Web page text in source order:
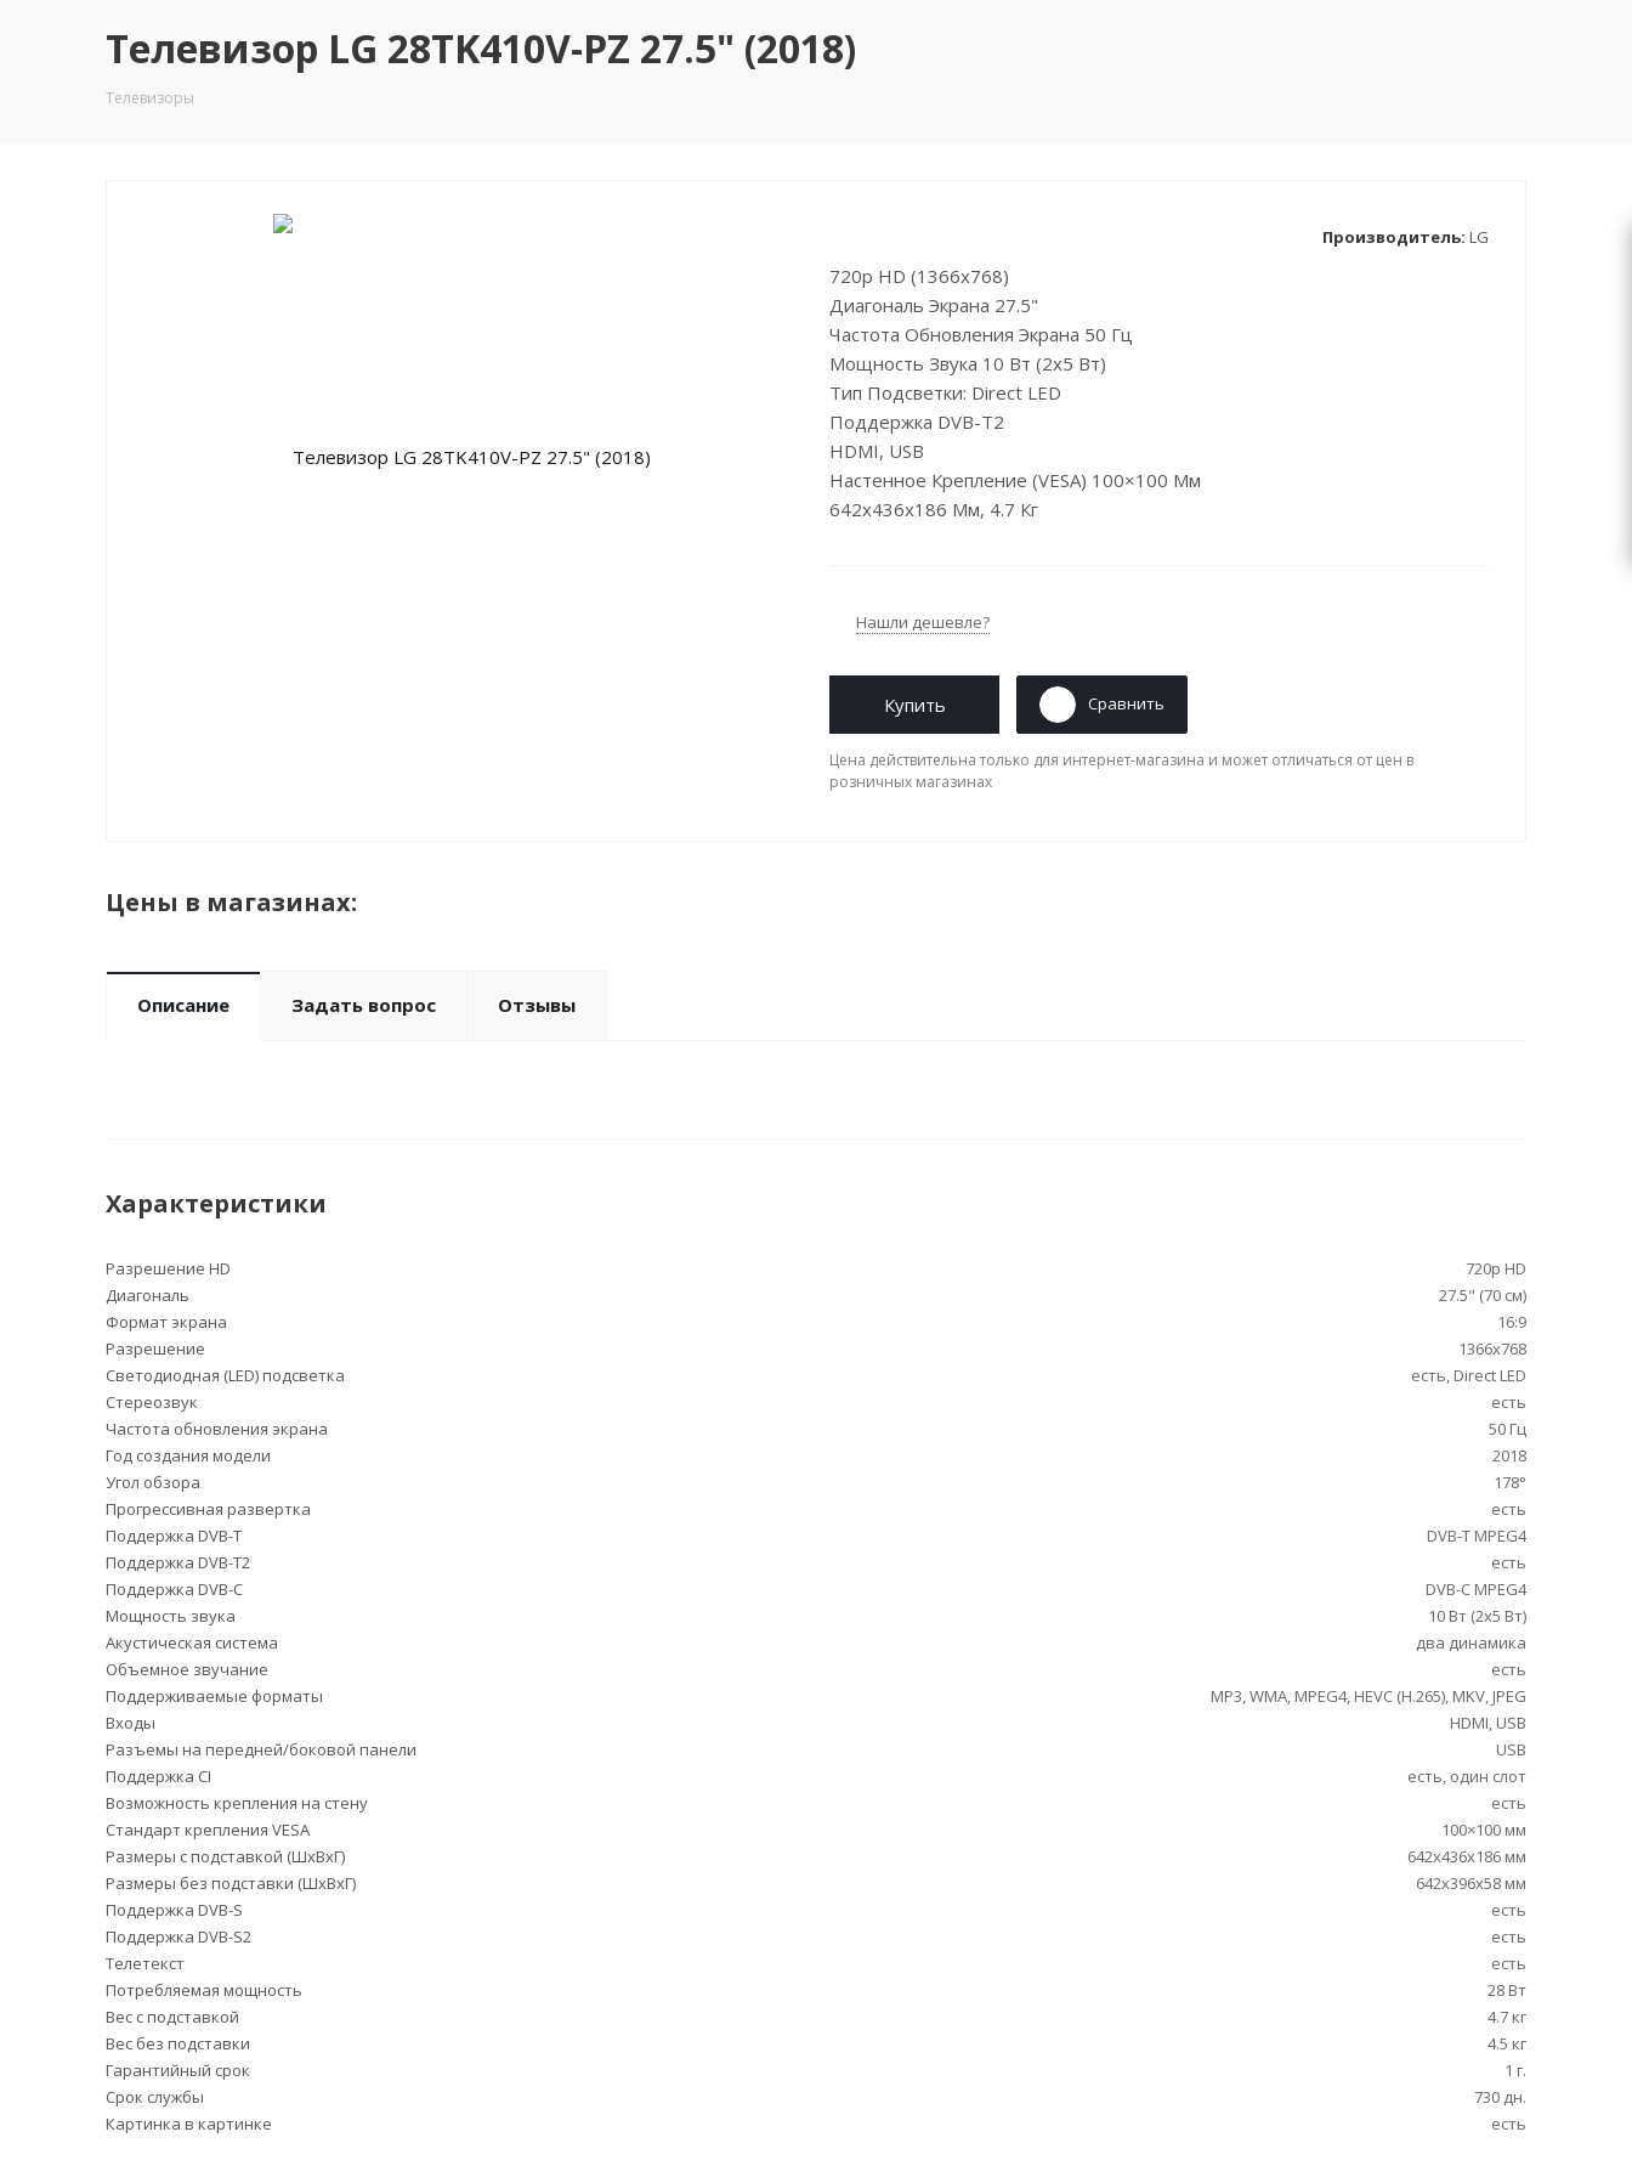
Телевизор LG 28TK410V-PZ 27.5" (2018)
Телевизоры
Производитель: LG
720p HD (1366x768)
Диагональ Экрана 27.5"
Частота Обновления Экрана 50 Гц
Мощность Звука 10 Вт (2х5 Вт)
Тип Подсветки: Direct LED
Поддержка DVB-T2
HDMI, USB
Настенное Крепление (VESA) 100×100 Мм
642x436x186 Мм, 4.7 Кг
Нашли дешевле?
Купить Сравнить
Цена действительна только для интернет-магазина и может отличаться от цен в
розничных магазинах
Цены в магазинах:
Описание Задать вопрос Отзывы
Характеристики
Разрешение HD
720p HD
Диагональ
27.5" (70 см)
Формат экрана
16:9
Разрешение
1366x768
Светодиодная (LED) подсветка
есть, Direct LED
Стереозвук
есть
Частота обновления экрана
50 Гц
Год создания модели
2018
Угол обзора
178°
Прогрессивная развертка
есть
Поддержка DVB-T
DVB-T MPEG4
Поддержка DVB-T2
есть
Поддержка DVB-C
DVB-C MPEG4
Мощность звука
10 Вт (2х5 Вт)
Акустическая система
два динамика
Объемное звучание
есть
Поддерживаемые форматы
MP3, WMA, MPEG4, HEVC (H.265), MKV, JPEG
Входы
HDMI, USB
Разъемы на передней/боковой панели
USB
Поддержка CI
есть, один слот
Возможность крепления на стену
есть
Стандарт крепления VESA
100×100 мм
Размеры с подставкой (ШxВxГ)
642x436x186 мм
Размеры без подставки (ШxВxГ)
642x396x58 мм
Поддержка DVB-S
есть
Поддержка DVB-S2
есть
Телетекст
есть
Потребляемая мощность
28 Вт
Вес с подставкой
4.7 кг
Вес без подставки
4.5 кг
Гарантийный срок
1 г.
Срок службы
730 дн.
Картинка в картинке
есть